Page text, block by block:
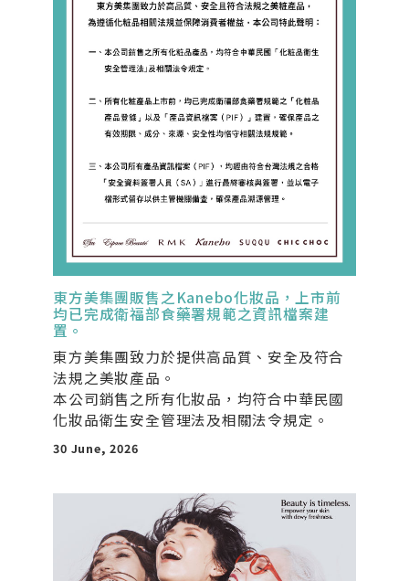
東方美集團販售之Kanebo化妝品，上市前
均已完成衛福部食藥署規範之資訊檔案建
置。
東方美集團致力於提供高品質、安全及符合
法規之美妝產品。
本公司銷售之所有化妝品，均符合中華民國
化妝品衛生安全管理法及相關法令規定。
30 June, 2026